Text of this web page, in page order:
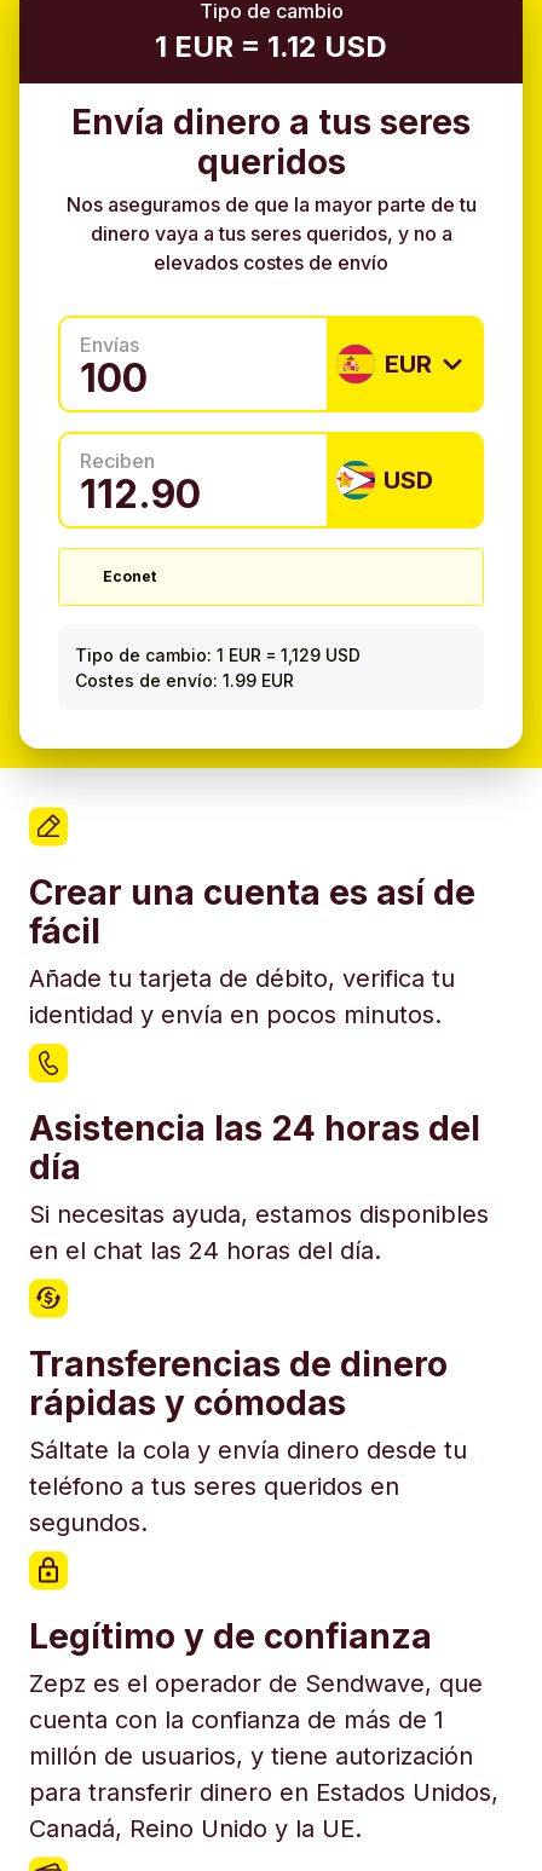
Tipo de cambio
1 EUR = 1.12 USD
Envía dinero a tus seres
queridos
Nos aseguramos de que la mayor parte de tu
dinero vaya a tus seres queridos, y no a
elevados costes de envío
Envías
EUR
Reciben
USD
Econet
Tipo de cambio: 1 EUR =1,129 USD
Costes de envío: 1.99 EUR
Crear una cuenta es así de
fácil
Añade tu tarjeta de débito, verifica tu
identidad y envía en pocos minutos.
Asistencia las 24 horas del
día
Si necesitas ayuda, estamos disponibles
en el chat las 24 horas del día.
Transferencias de dinero
rápidas y cómodas
Sáltate la cola y envía dinero desde tu
teléfono a tus seres queridos en
segundos.
Legítimo y de confianza
Zepz es el operador de Sendwave, que
cuenta con la confianza de más de 1
millón de usuarios, y tiene autorización
para transferir dinero en Estados Unidos,
Canadá, Reino Unido y la UE.